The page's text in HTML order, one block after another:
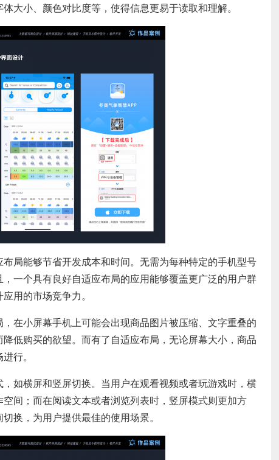
大小、颜色对比度等，使得信息更易于读取和理解。
局能够节省开发成本和时间。无需为每种特定的手机型号
一个具有良好自适应布局的应用能够覆盖更广泛的用户群
用的市场竞争力。
在小屏幕手机上可能会出现商品图片被压缩、文字重叠的
低购买的欲望。而有了自适应布局，无论屏幕大小，商品
行。
如横屏和竖屏切换。当用户在观看视频或者玩游戏时，横
间；而在阅读文本或者浏览列表时，竖屏模式则更加方
换，为用户提供最佳的使用场景。